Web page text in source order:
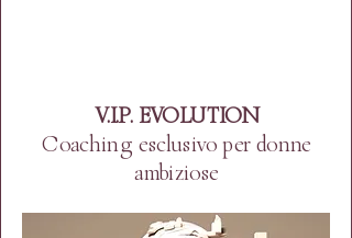
V.I.P. EVOLUTION
Coaching esclusivo per donne
ambiziose